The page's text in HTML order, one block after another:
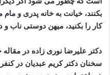
بکنند، خیانت به خانه پدری و
کار را بکنید، میهن دوستی ناب
دکتر علیرضا نوری زاده در
سخنان دکتر کریم عبدیان در